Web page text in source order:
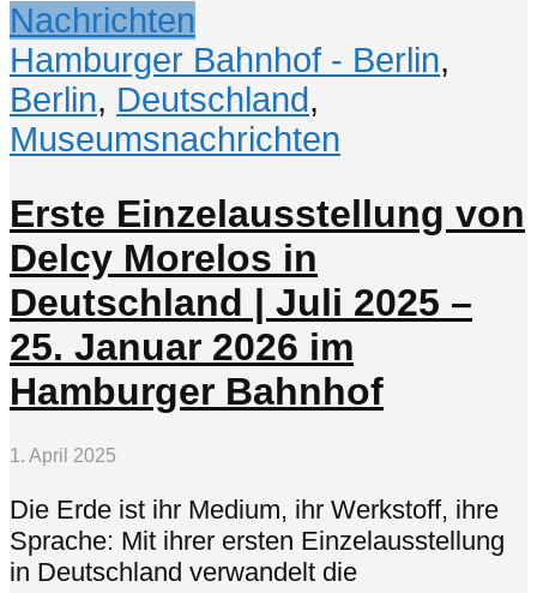
Nachrichten
Hamburger Bahnhof - Berlin,
Berlin, Deutschland,
Museumsnachrichten
Erste Einzelausstellung von
Delcy Morelos in
Deutschland | Juli 2025 –
25. Januar 2026 im
Hamburger Bahnhof
1. April 2025
Die Erde ist ihr Medium, ihr Werkstoff, ihre
Sprache: Mit ihrer ersten Einzelausstellung
in Deutschland verwandelt die